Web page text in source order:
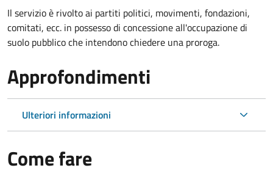
Il servizio è rivolto ai partiti politici, movimenti, fondazioni,
comitati, ecc. in possesso di concessione all'occupazione di
suolo pubblico che intendono chiedere una proroga.
Approfondimenti
Ulteriori informazioni
Come fare